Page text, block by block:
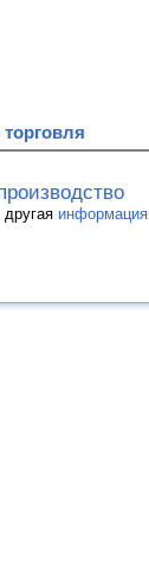
другая информация